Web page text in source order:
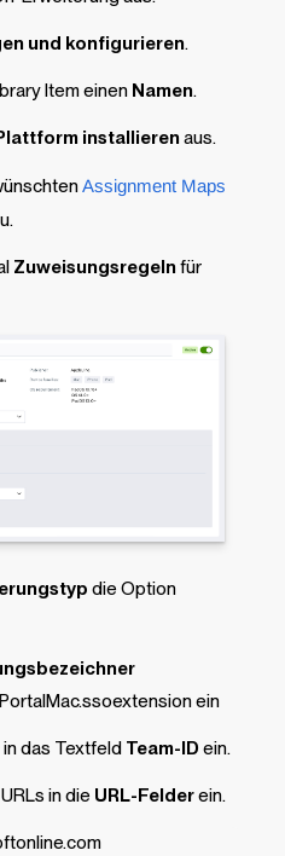
und konfigurieren.
Itemeinen Namen.
installierenaus.
Assignment Maps
Zuweisungsregelnfür
die Option
ein
das Textfeld Team-ID ein.
in die URL-Felderein.